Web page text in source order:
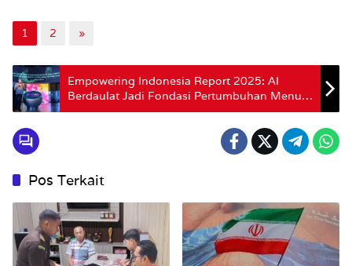
1 2 »
Empowering Indonesia Report 2025: AI
Berdaulat Jadi Fondasi Pertumbuhan Menuju
Indonesia Emas 2045
Pos Terkait